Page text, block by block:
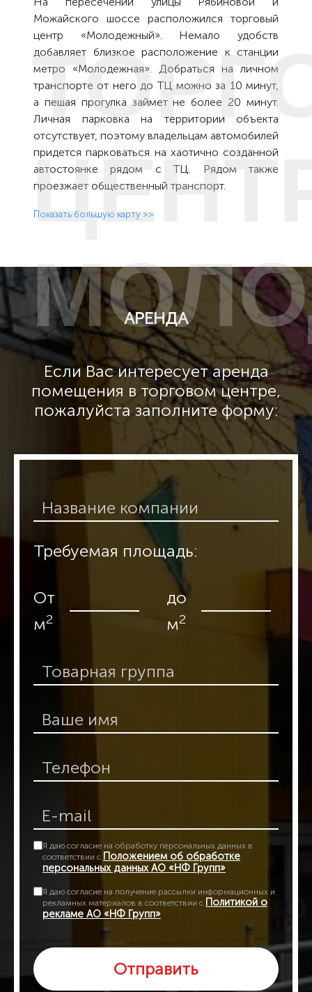
Можайского шоссе расположился торговый
центр «Молодежный». Немало удобств
добавляет близкое расположение к станции
метро «Молодежная». Добраться на личном
транспорте от него до ТЦ можно за 10 минут,
а пешая прогулка займет не более 20 минут.
Личная парковка на территории объекта
отсутствует, поэтому владельцам автомобилей
придется парковаться на хаотично созданной
автостоянке рядом с ТЦ. Рядом также
проезжает общественный транспорт.
Показать большую карту >>
АРЕНДА
Если Вас интересует аренда
помещения в торговом центре,
пожалуйста заполните форму:
Требуемая площадь:
От
м2
до
м2
Я даю согласие на обработку персональных данных в
соответствии с Положением об обработке
персональных данных АО «НФ Групп»
Я даю согласие на получение рассылки информационных и
рекламных материалов в соответствии с Политикой о
рекламе АО «НФ Групп»
Отправить